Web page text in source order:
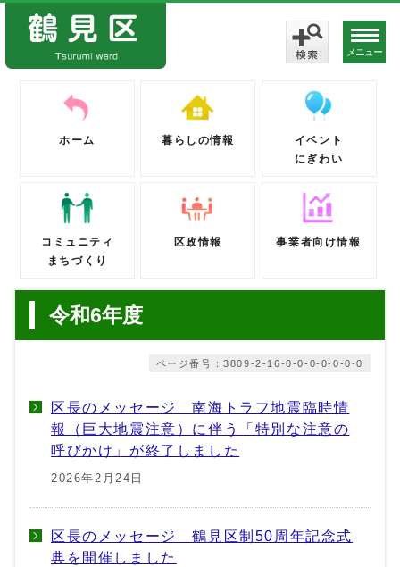
メニュー
ホーム 暮らしの情報
イベント
にぎわい
コミュニティ
まちづくり
区政情報 事業者向け情報
令和6年度
ページ番号：3809-2-16-0-0-0-0-0-0-0
区長のメッセージ 南海トラフ地震臨時情
報（巨大地震注意）に伴う「特別な注意の
呼びかけ」が終了しました
2026年2月24日
区長のメッセージ 鶴見区制50周年記念式
典を開催しました